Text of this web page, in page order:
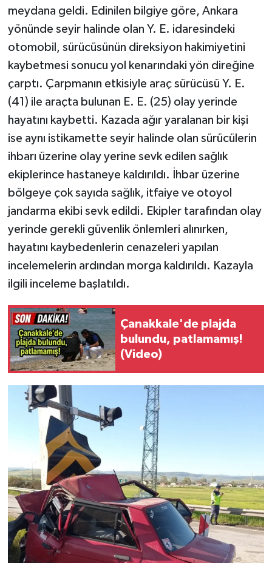
meydana geldi. Edinilen bilgiye göre, Ankara
yönünde seyir halinde olan Y. E. idaresindeki
otomobil, sürücüsünün direksiyon hakimiyetini
kaybetmesi sonucu yol kenarındaki yön direğine
çarptı. Çarpmanın etkisiyle araç sürücüsü Y. E.
(41) ile araçta bulunan E. E. (25) olay yerinde
hayatını kaybetti. Kazada ağır yaralanan bir kişi
ise aynı istikamette seyir halinde olan sürücülerin
ihbarı üzerine olay yerine sevk edilen sağlık
ekiplerince hastaneye kaldırıldı. İhbar üzerine
bölgeye çok sayıda sağlık, itfaiye ve otoyol
jandarma ekibi sevk edildi. Ekipler tarafından olay
yerinde gerekli güvenlik önlemleri alınırken,
hayatını kaybedenlerin cenazeleri yapılan
incelemelerin ardından morga kaldırıldı. Kazayla
ilgili inceleme başlatıldı.
Çanakkale'de plajda
bulundu, patlamamış!
(Video)